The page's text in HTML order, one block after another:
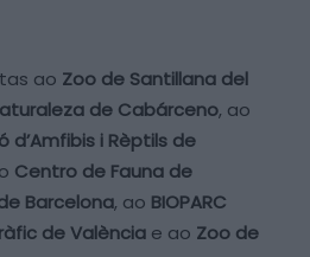
ao Zoo de Santillana del
de Cabárceno, ao
d’Amfibis i Rèptils de
Centro de Fauna de
Barcelona, ao BIOPARC
de València e ao Zoo de